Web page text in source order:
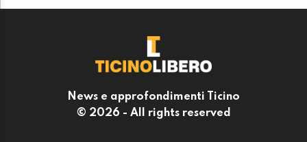
News e approfondimenti Ticino
© 2026 - All rights reserved